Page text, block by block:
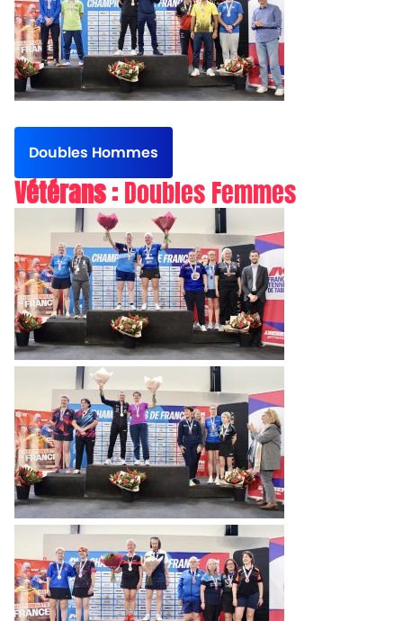
Doubles Hommes
Vétérans :Doubles Femmes